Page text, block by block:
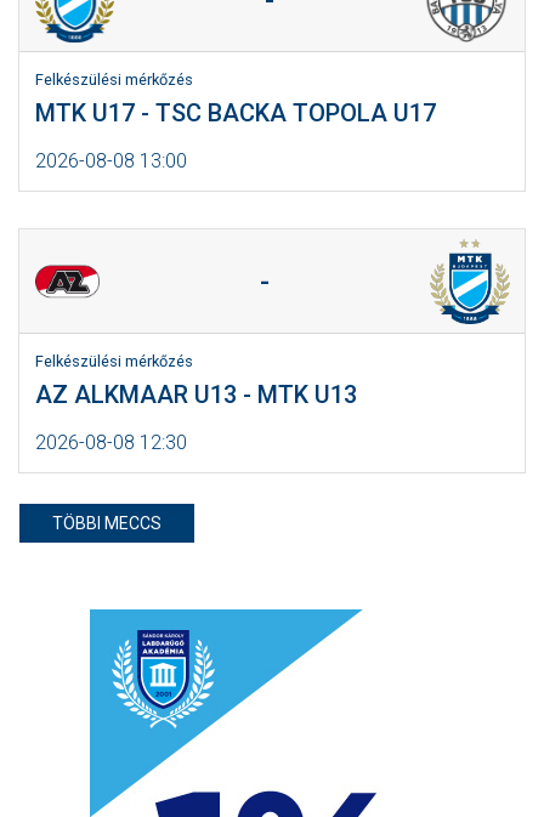
Felkészülési mérkőzés
MTK U17 - TSC BACKA TOPOLA U17
2026-08-08 13:00
-
Felkészülési mérkőzés
AZ ALKMAAR U13 - MTK U13
2026-08-08 12:30
TÖBBI MECCS